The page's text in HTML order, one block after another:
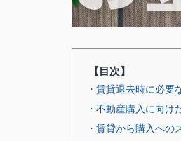
【目次】
・賃貸退去時に必要
・不動産購入に向け
・賃貸から購入へ